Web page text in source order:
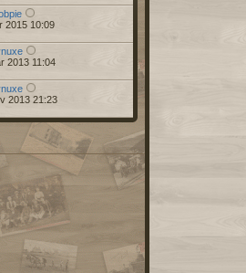
2015 10:09
2013 11:04
2013 21:23